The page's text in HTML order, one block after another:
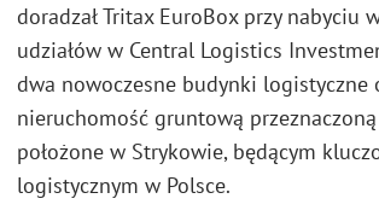
doradzał Tritax EuroBox przy nabyciu
udziałów w Central Logistics
dwa nowoczesne budynki logistyczne
nieruchomość gruntową
położone w Strykowie, będącym
logistycznym w Polsce.